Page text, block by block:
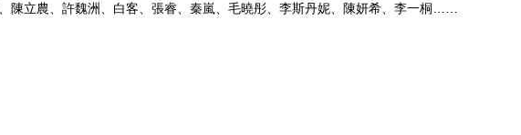
陳立農、許魏洲、白客、張睿、秦嵐、毛曉彤、李斯丹妮、陳妍希、李一桐……